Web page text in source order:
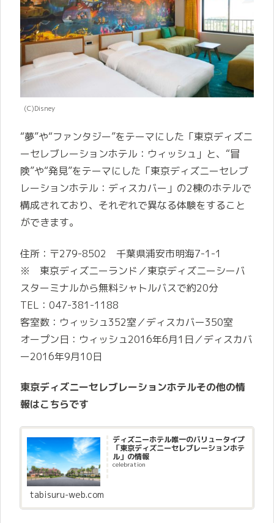
(C)Disney
“夢”や“ファンタジー”をテーマにした「東京ディズニ
ーセレブレーションホテル：ウィッシュ」と、“冒
険”や“発見”をテーマにした「東京ディズニーセレブ
レーションホテル：ディスカバー」の2棟のホテルで
構成されており、それぞれで異なる体験をすること
ができます。
住所：〒279-8502 千葉県浦安市明海7-1-1
※ 東京ディズニーランド／東京ディズニーシーバ
スターミナルから無料シャトルバスで約20分
TEL：047-381-1188
客室数：ウィッシュ352室／ディスカバー350室
オープン日：ウィッシュ2016年6月1日／ディスカバ
ー2016年9月10日
東京ディズニーセレブレーションホテルその他の情
報はこちらです
ディズニーホテル唯一のバリュータイプ
「東京ディズニーセレブレーションホテ
ル」の情報
celebration
tabisuru-web.com